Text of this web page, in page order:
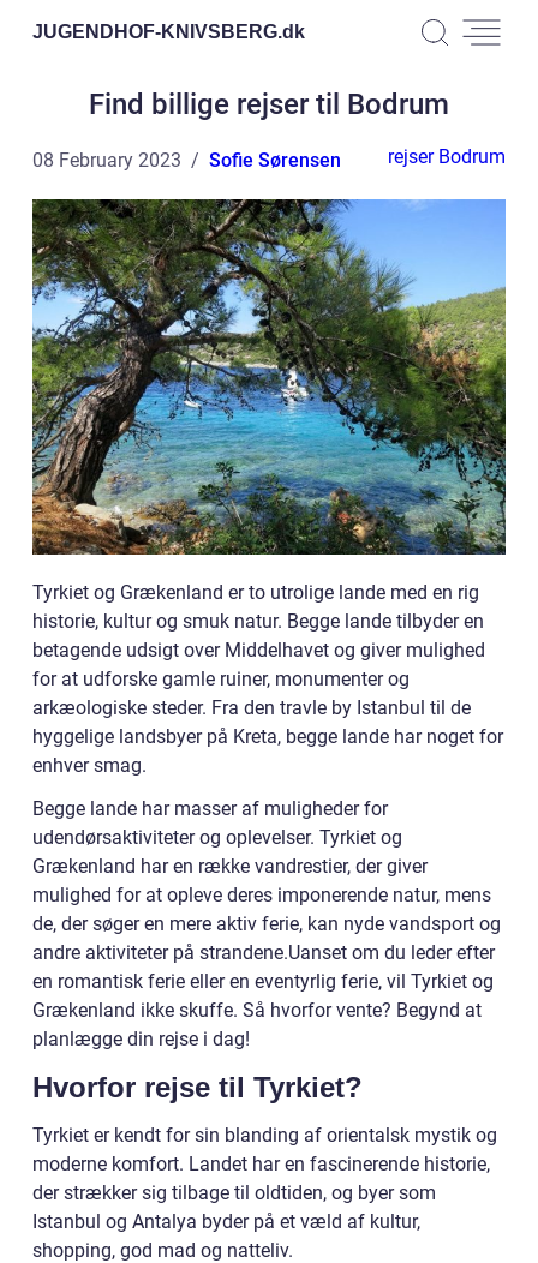
JUGENDHOF-KNIVSBERG.dk
Find billige rejser til Bodrum
08 February 2023 Sofie Sørensen rejser Bodrum
Tyrkiet og Grækenland er to utrolige lande med en rig
historie, kultur og smuk natur. Begge lande tilbyder en
betagende udsigt over Middelhavet og giver mulighed
for at udforske gamle ruiner, monumenter og
arkæologiske steder. Fra den travle by Istanbul til de
hyggelige landsbyer på Kreta, begge lande har noget for
enhver smag.
Begge lande har masser af muligheder for
udendørsaktiviteter og oplevelser. Tyrkiet og
Grækenland har en række vandrestier, der giver
mulighed for at opleve deres imponerende natur, mens
de, der søger en mere aktiv ferie, kan nyde vandsport og
andre aktiviteter på strandene.Uanset om du leder efter
en romantisk ferie eller en eventyrlig ferie, vil Tyrkiet og
Grækenland ikke skuffe. Så hvorfor vente? Begynd at
planlægge din rejse i dag!
Hvorfor rejse til Tyrkiet?
Tyrkiet er kendt for sin blanding af orientalsk mystik og
moderne komfort. Landet har en fascinerende historie,
der strækker sig tilbage til oldtiden, og byer som
Istanbul og Antalya byder på et væld af kultur,
shopping, god mad og natteliv.